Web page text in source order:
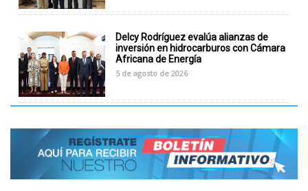
Delcy Rodríguez evalúa alianzas de
inversión en hidrocarburos con Cámara
Africana de Energía
5 de agosto de 2026